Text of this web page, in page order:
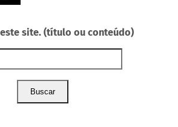
site. (título ou conteúdo)
Buscar